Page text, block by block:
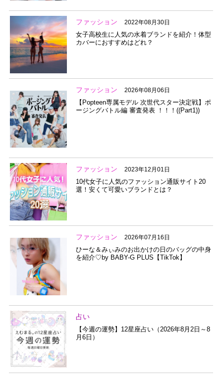
ファッション 2022年08月30日
女子高校生に人気の水着ブランドを紹介！体型
カバーにおすすめはどれ？
ファッション 2026年08月06日
【Popteen専属モデル 次世代スター決定戦】ポ
ージングバトル編 審査発表 ！！！((Part1))
ファッション 2023年12月01日
10代女子に人気のファッション通販サイト20
選！安くて可愛いブランドとは？
ファッション 2026年07月16日
ひーな＆みぃみのお出かけの日のバッグの中身
を紹介♡by BABY-G PLUS【TikTok】
占い
【今週の運勢】12星座占い（2026年8月2日～8
月6日）